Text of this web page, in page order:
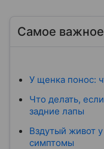
Самое важное
У щенка понос:
Что делать,
задние лапы
Вздутый живот
симптомы